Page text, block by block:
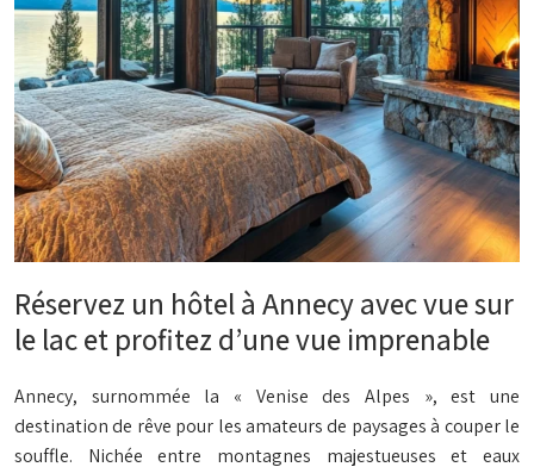
Réservez un hôtel à Annecy avec vue sur
le lac et profitez d’une vue imprenable
Annecy, surnommée la « Venise des Alpes », est une
destination de rêve pour les amateurs de paysages à couper le
souffle. Nichée entre montagnes majestueuses et eaux